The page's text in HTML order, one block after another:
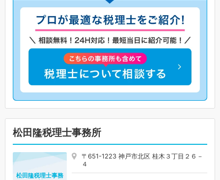
松田隆税理士事務所
〒651-1223 神戸市北区 桂木３丁目２６－
４
松田隆税理士事務